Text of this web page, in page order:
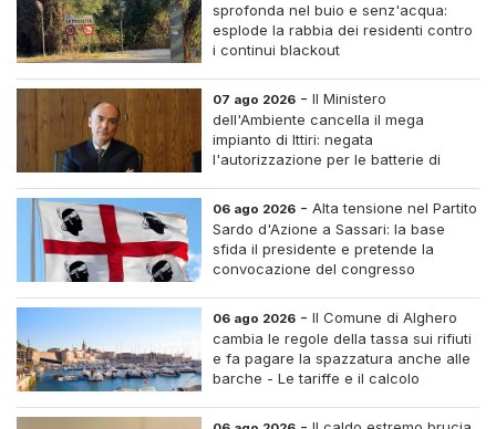
sprofonda nel buio e senz'acqua:
esplode la rabbia dei residenti contro
i continui blackout
07 ago 2026 -Il Ministero
dell'Ambiente cancella il mega
impianto di Ittiri: negata
l'autorizzazione per le batterie di
06 ago 2026 -Alta tensione nel Partito
Sardo d'Azione a Sassari: la base
sfida il presidente e pretende la
convocazione del congresso
06 ago 2026 -Il Comune di Alghero
cambia le regole della tassa sui rifiuti
e fa pagare la spazzatura anche alle
barche - Le tariffe e il calcolo